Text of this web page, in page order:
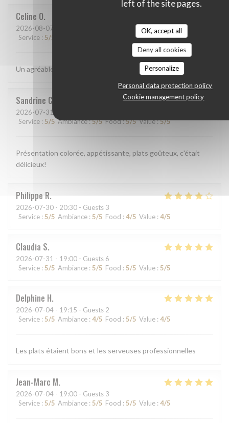
left of the site pages.
OK, accept all
Deny all cookies
Personalize
Personal data protection policy
Cookie management policy
Celine O
2026-08-07
Service : 5/5 /5 Value:5/5
Un agréable moment et un repas juste magnifique!
Sandrine C
2026-07-31
Service : 5/5 Ambiance:5/5 Food:5/5 Value:5/5
Présentation colorée, appétissante, plats goûteux, c'était
délicieux!
Philippe R
2026-07-30 - 20:30 - Guests 3
Service : 5/5 Ambiance : 5/5 Food : 4/5 Value : 4/5
Claudia S
2026-07-31 - 19:00 - Guests 6
Service : 5/5 Ambiance : 5/5 Food : 5/5 Value : 5/5
Delphine H
2026-07-04 - 19:15 - Guests 2
Service : 5/5 Ambiance : 4/5 Food : 5/5 Value : 4/5
Les plats étaient bons et les serveuses professionnelles
Jean-Marc M
2026-07-04 - 19:00 - Guests 3
Service : 5/5 Ambiance : 5/5 Food : 5/5 Value : 4/5